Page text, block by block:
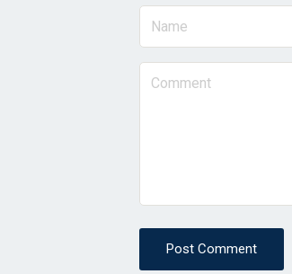
Post Comment